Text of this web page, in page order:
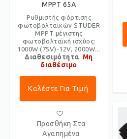
MPPT 65A
Ρυθμιστής φόρτισης
φωτοβολταϊκών STUDER
MPPT μέγιστης
φωτοβολταϊκή ισχύoς:
1000W (75V)-12V, 2000W...
Διαθεσιμότητα: Μη
διαθέσιμο
Καλέστε Για Τιμή
Προσθήκη Στα
Αγαπημένα